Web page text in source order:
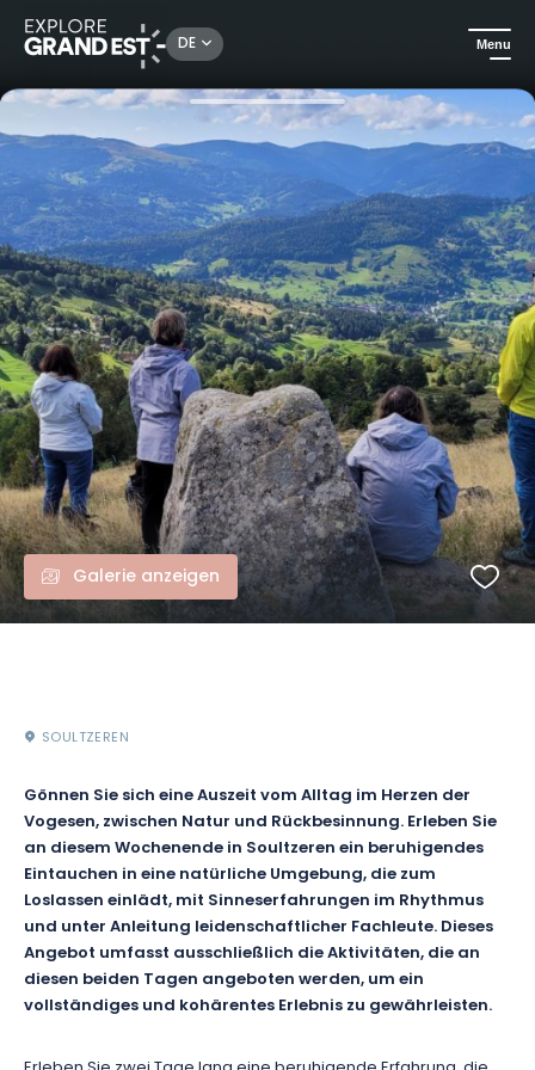
DE Menu
Sehenswertes in der Region Grand Est Natur- und Wellnessausflug in den Vogesen
Galerie anzeigen
SOULTZEREN
Gönnen Sie sich eine Auszeit vom Alltag im Herzen der
Vogesen, zwischen Natur und Rückbesinnung. Erleben Sie
an diesem Wochenende in Soultzeren ein beruhigendes
Eintauchen in eine natürliche Umgebung, die zum
Loslassen einlädt, mit Sinneserfahrungen im Rhythmus
und unter Anleitung leidenschaftlicher Fachleute. Dieses
Angebot umfasst ausschließlich die Aktivitäten, die an
diesen beiden Tagen angeboten werden, um ein
vollständiges und kohärentes Erlebnis zu gewährleisten.